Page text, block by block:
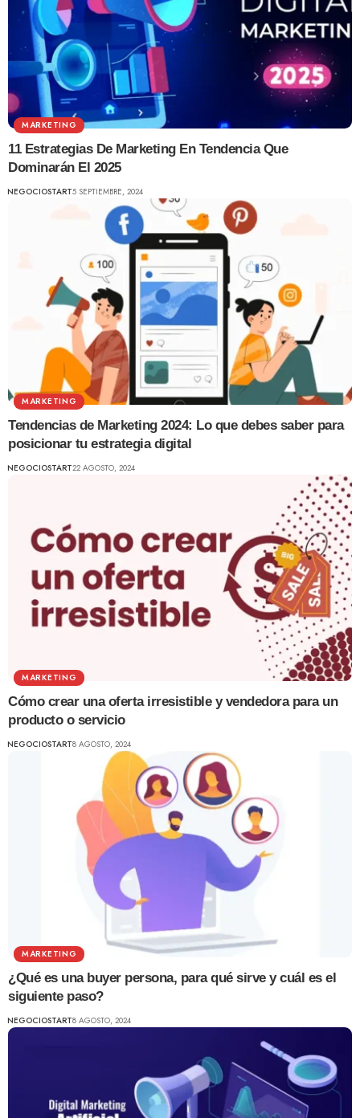
MARKETING
11 Estrategias De Marketing En Tendencia Que
Dominarán El 2025
NEGOCIOSTART5 SEPTIEMBRE, 2024
MARKETING
Tendencias de Marketing 2024: Lo que debes saber para
posicionar tu estrategia digital
NEGOCIOSTART22 AGOSTO, 2024
MARKETING
Cómo crear una oferta irresistible y vendedora para un
producto o servicio
NEGOCIOSTART8 AGOSTO, 2024
MARKETING
¿Qué es una buyer persona, para qué sirve y cuál es el
siguiente paso?
NEGOCIOSTART8 AGOSTO, 2024